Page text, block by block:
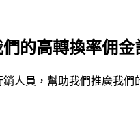
的高轉換率佣金
人員，幫助我們推廣我們